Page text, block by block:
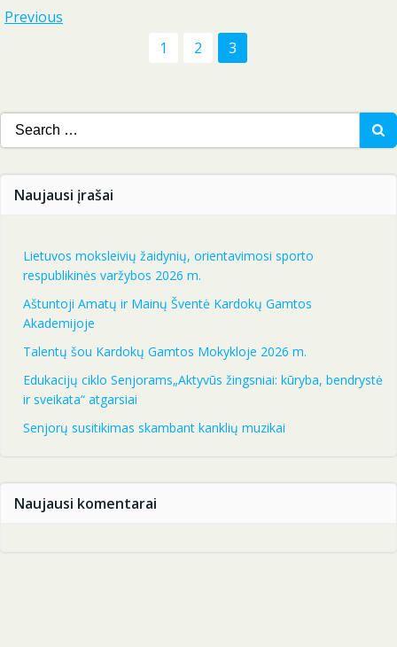
Posts
navigation
Previous
navigation
Page
1 Page
2 Page
3
Search
for:
Naujausi įrašai
Lietuvos moksleivių žaidynių, orientavimosi sporto
respublikinės varžybos 2026 m.
Aštuntoji Amatų ir Mainų Šventė Kardokų Gamtos
Akademijoje
Talentų šou Kardokų Gamtos Mokykloje 2026 m.
Edukacijų ciklo Senjorams„Aktyvūs žingsniai: kūryba, bendrystė
ir sveikata“ atgarsiai
Senjorų susitikimas skambant kanklių muzikai
Naujausi komentarai